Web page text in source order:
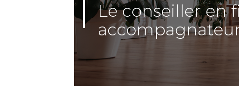
Le conseiller en